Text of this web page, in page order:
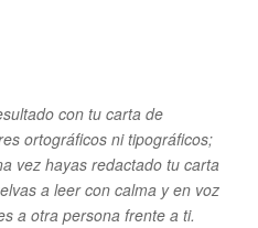
con tu carta de
ortográficos ni tipográficos;
vez hayas redactado tu carta
a leer con calma y en voz
a otra persona frente a ti.